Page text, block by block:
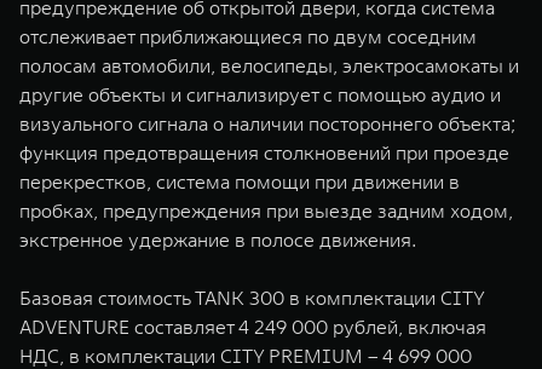
предупреждение об открытой двери, когда система
отслеживает приближающиеся по двум соседним
полосам автомобили, велосипеды, электросамокаты и
другие объекты и сигнализирует с помощью аудио и
визуального сигнала о наличии постороннего объекта;
функция предотвращения столкновений при проезде
перекрестков, система помощи при движении в
пробках, предупреждения при выезде задним ходом,
экстренное удержание в полосе движения.
Базовая стоимость TANK 300 в комплектации CITY
ADVENTURE составляет 4 249 000 рублей, включая
НДС, в комплектации CITY PREMIUM – 4 699 000